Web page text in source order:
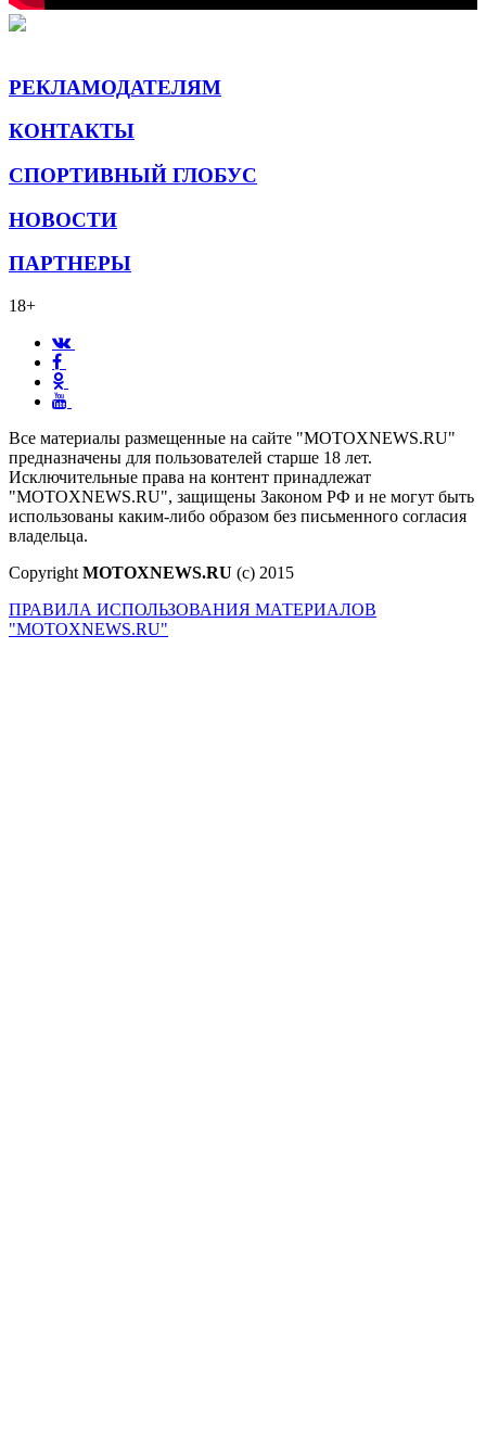
РЕКЛАМОДАТЕЛЯМ
КОНТАКТЫ
СПОРТИВНЫЙ ГЛОБУС
НОВОСТИ
ПАРТНЕРЫ
18+
Все материалы размещенные на сайте "MOTOXNEWS.RU"
предназначены для пользователей старше 18 лет.
Исключительные права на контент принадлежат
"MOTOXNEWS.RU", защищены Законом РФ и не могут быть
использованы каким-либо образом без письменного согласия
владельца.
Copyright MOTOXNEWS.RU (c) 2015
ПРАВИЛА ИСПОЛЬЗОВАНИЯ МАТЕРИАЛОВ
"MOTOXNEWS.RU"